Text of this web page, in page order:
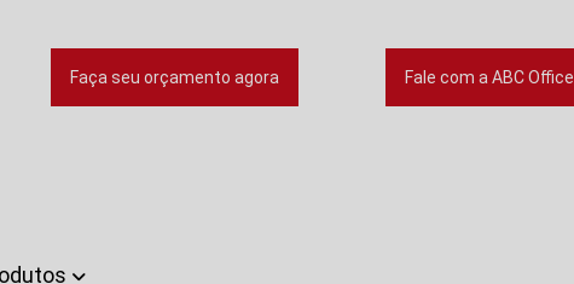
Faça seu orçamento agora Fale com a ABC Office